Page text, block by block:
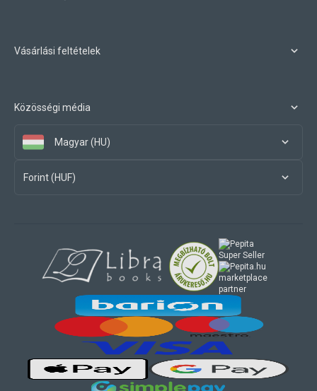
Vásárlási feltételek
Közösségi média
Magyar (HU)
Forint (HUF)
marketplace
partner